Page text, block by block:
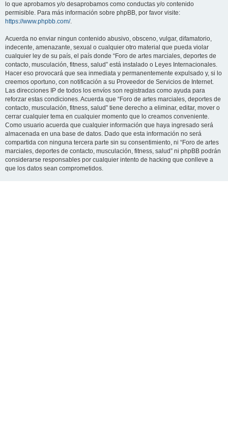
lo que aprobamos y/o desaprobamos como conductas y/o contenido
permisible. Para más información sobre phpBB, por favor visite:
https://www.phpbb.com/.
Acuerda no enviar ningun contenido abusivo, obsceno, vulgar, difamatorio,
indecente, amenazante, sexual o cualquier otro material que pueda violar
cualquier ley de su país, el país donde “Foro de artes marciales, deportes de
contacto, musculación, fitness, salud” está instalado o Leyes Internacionales.
Hacer eso provocará que sea inmediata y permanentemente expulsado y, si lo
creemos oportuno, con notificación a su Proveedor de Servicios de Internet.
Las direcciones IP de todos los envíos son registradas como ayuda para
reforzar estas condiciones. Acuerda que “Foro de artes marciales, deportes de
contacto, musculación, fitness, salud” tiene derecho a eliminar, editar, mover o
cerrar cualquier tema en cualquier momento que lo creamos conveniente.
Como usuario acuerda que cualquier información que haya ingresado será
almacenada en una base de datos. Dado que esta información no será
compartida con ninguna tercera parte sin su consentimiento, ni “Foro de artes
marciales, deportes de contacto, musculación, fitness, salud” ni phpBB podrán
considerarse responsables por cualquier intento de hacking que conlleve a
que los datos sean comprometidos.